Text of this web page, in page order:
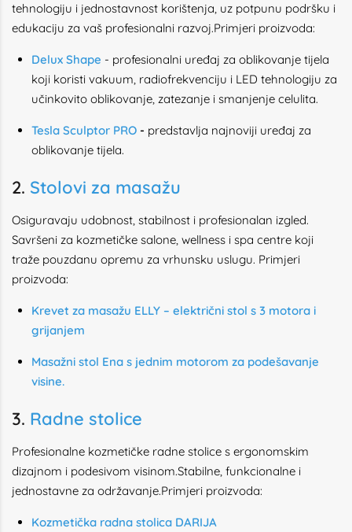
tehnologiju i jednostavnost korištenja, uz potpunu podršku i
edukaciju za vaš profesionalni razvoj.Primjeri proizvoda:
Delux Shape - profesionalni uređaj za oblikovanje tijela
koji koristi vakuum, radiofrekvenciju i LED tehnologiju za
učinkovito oblikovanje, zatezanje i smanjenje celulita.
Tesla Sculptor PRO - predstavlja najnoviji uređaj za
oblikovanje tijela.
2. Stolovi za masažu
Osiguravaju udobnost, stabilnost i profesionalan izgled.
Savršeni za kozmetičke salone, wellness i spa centre koji
traže pouzdanu opremu za vrhunsku uslugu. Primjeri
proizvoda:
Krevet za masažu ELLY – električni stol s 3 motora i
grijanjem
Masažni stol Ena s jednim motorom za podešavanje
visine.
3. Radne stolice
Profesionalne kozmetičke radne stolice s ergonomskim
dizajnom i podesivom visinom.Stabilne, funkcionalne i
jednostavne za održavanje.Primjeri proizvoda:
Kozmetička radna stolica DARIJA